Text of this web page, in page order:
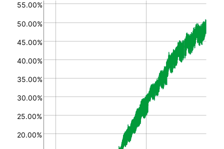
20.00%
25.00%
30.00%
35.00%
40.00%
45.00%
50.00%
55.00%